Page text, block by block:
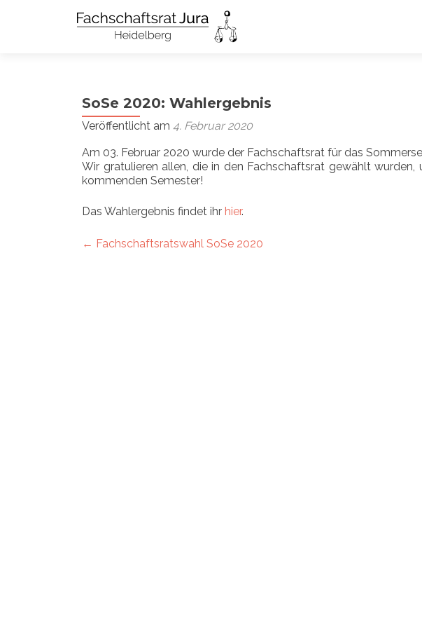
SoSe 2020: Wahlergebnis
Veröffentlicht am 4. Februar 2020
Am 03. Februar 2020 wurde der Fachschaftsrat für das
Wir gratulieren allen, die in den Fachschaftsrat gewählt
kommenden Semester!
Das Wahlergebnis findet ihr hier.
Artikel-
← Fachschaftsratswahl SoSe 2020